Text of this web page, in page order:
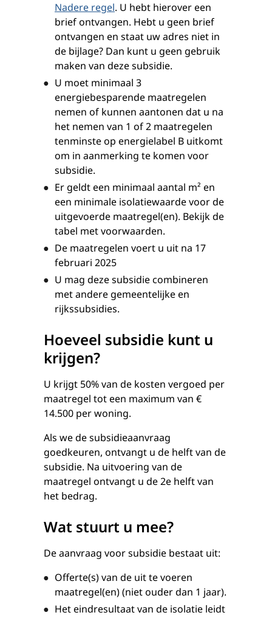
Nadere regel. U hebt hierover een
brief ontvangen. Hebt u geen brief
ontvangen en staat uw adres niet in
de bijlage? Dan kunt u geen gebruik
maken van deze subsidie.
U moet minimaal 3
energiebesparende maatregelen
nemen of kunnen aantonen dat u na
het nemen van 1 of 2 maatregelen
tenminste op energielabel B uitkomt
om in aanmerking te komen voor
subsidie.
Er geldt een minimaal aantal m² en
een minimale isolatiewaarde voor de
uitgevoerde maatregel(en). Bekijk de
tabel met voorwaarden.
De maatregelen voert u uit na 17
februari 2025
U mag deze subsidie combineren
met andere gemeentelijke en
rijkssubsidies.
Hoeveel subsidie kunt u
krijgen?
U krijgt 50% van de kosten vergoed per
maatregel tot een maximum van €
14.500 per woning.
Als we de subsidieaanvraag
goedkeuren, ontvangt u de helft van de
subsidie. Na uitvoering van de
maatregel ontvangt u de 2e helft van
het bedrag.
Wat stuurt u mee?
De aanvraag voor subsidie bestaat uit:
Offerte(s) van de uit te voeren
maatregel(en) (niet ouder dan 1 jaar).
Het eindresultaat van de isolatie leidt